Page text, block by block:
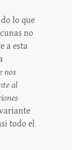
lo que
no
a esta
nos
al
todo el